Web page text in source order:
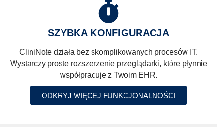
SZYBKA KONFIGURACJA
CliniNote działa bez skomplikowanych procesów IT.
Wystarczy proste rozszerzenie przeglądarki, które płynnie
współpracuje z Twoim EHR.
ODKRYJ WIĘCEJ FUNKCJONALNOŚCI